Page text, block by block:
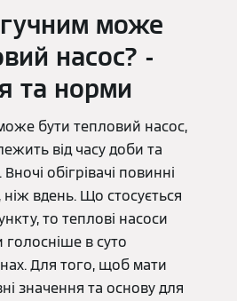
може
насос? -
та норми
бути тепловий насос,
від часу доби та
обігрівачі повинні
вдень. Що стосується
то теплові насоси
в суто
Для того, щоб мати
значення та основу для